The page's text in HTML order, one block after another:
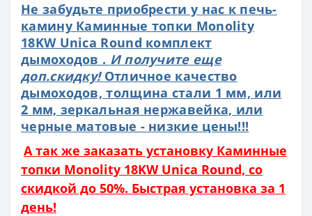
Не забудьте приобрести у нас к печь-
камину Каминные топки Monolity
18KW Unica Round комплект
дымоходов . И получите еще
доп.скидку!Отличное качество
дымоходов, толщина стали 1 мм, или
2 мм, зеркальная нержавейка, или
черные матовые - низкие цены!!!
А так же заказать установку Каминные
топки Monolity 18KW Unica Round, со
скидкой до 50%. Быстрая установка за 1
день!